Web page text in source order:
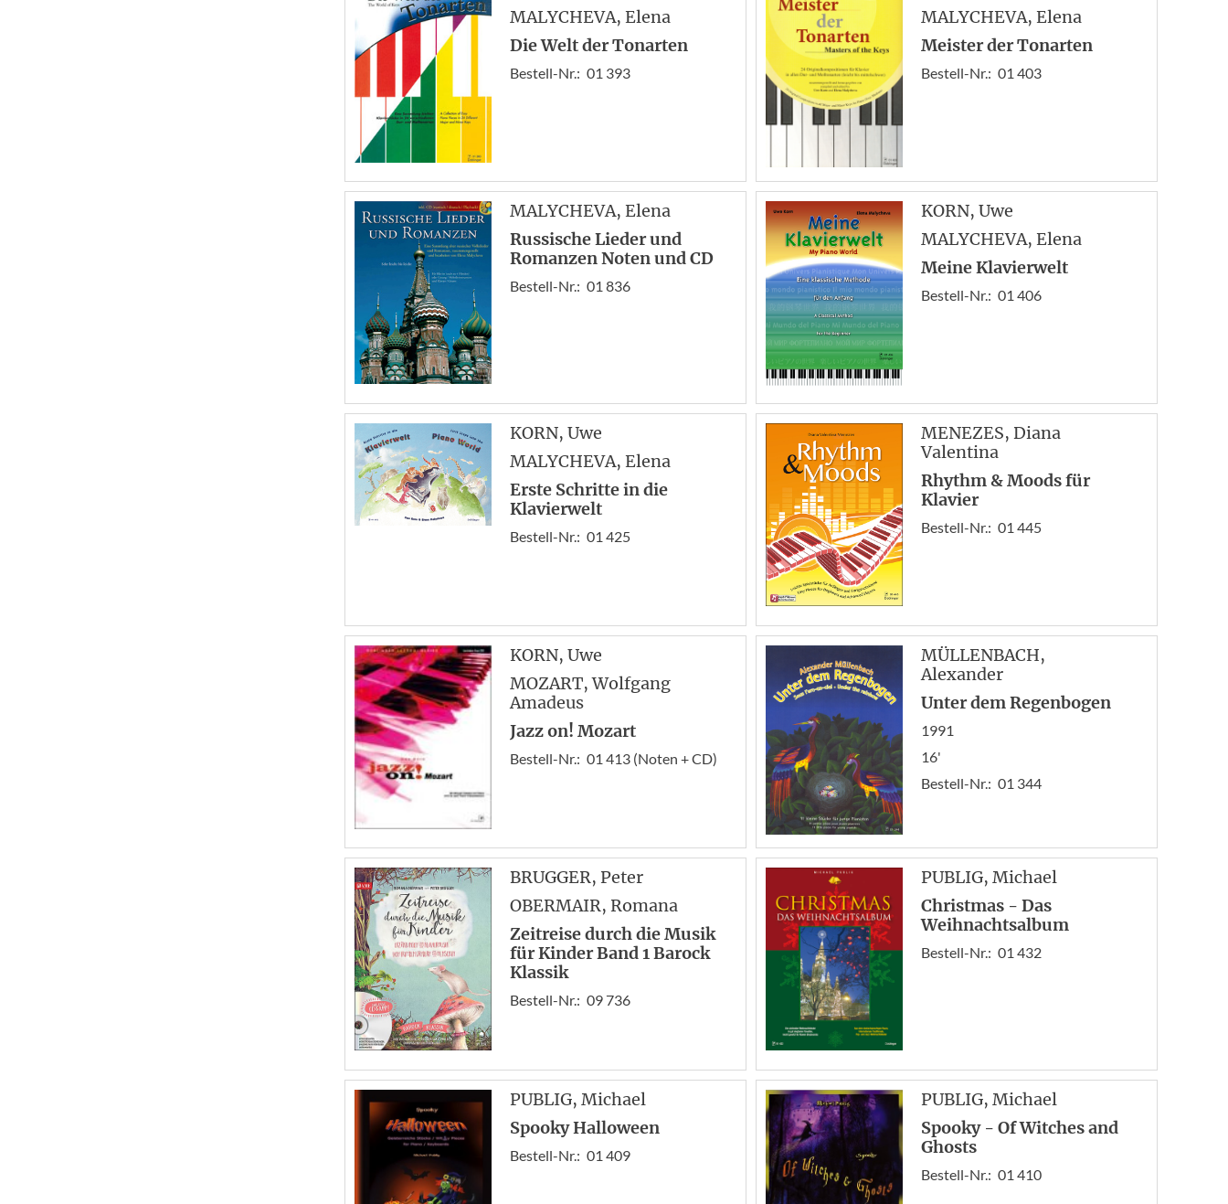
MALYCHEVA, Elena
Die Welt der Tonarten
Bestell-Nr.: 01 393
MALYCHEVA, Elena
Meister der Tonarten
Bestell-Nr.: 01 403
MALYCHEVA, Elena
Russische Lieder und
Romanzen Noten und CD
Bestell-Nr.: 01 836
KORN, Uwe
MALYCHEVA, Elena
Meine Klavierwelt
Bestell-Nr.: 01 406
KORN, Uwe
MALYCHEVA, Elena
Erste Schritte in die
Klavierwelt
Bestell-Nr.: 01 425
MENEZES, Diana
Valentina
Rhythm & Moods für
Klavier
Bestell-Nr.: 01 445
KORN, Uwe
MOZART, Wolfgang
Amadeus
Jazz on! Mozart
Bestell-Nr.: 01 413 (Noten + CD)
MÜLLENBACH,
Alexander
Unter dem Regenbogen
1991
16'
Bestell-Nr.: 01 344
BRUGGER, Peter
OBERMAIR, Romana
Zeitreise durch die Musik
für Kinder Band 1 Barock
Klassik
Bestell-Nr.: 09 736
PUBLIG, Michael
Christmas - Das
Weihnachtsalbum
Bestell-Nr.: 01 432
PUBLIG, Michael
Spooky Halloween
Bestell-Nr.: 01 409
PUBLIG, Michael
Spooky - Of Witches and
Ghosts
Bestell-Nr.: 01 410